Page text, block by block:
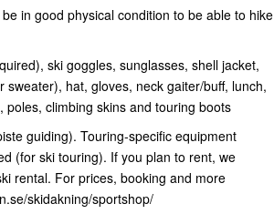
in good physical condition to be able to hike
ski goggles, sunglasses, shell jacket,
hat, gloves, neck gaiter/buff, lunch,
climbing skins and touring boots
guiding). Touring-specific equipment
(for ski touring). If you plan to rent, we
rental. For prices, booking and more
skidakning/sportshop/